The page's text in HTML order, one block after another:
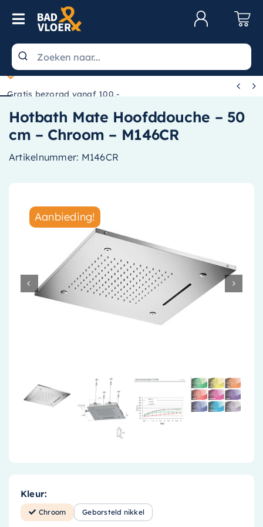
Skip to content
Toggle Navigation
Wastafels
Toiletten
Spiegels
Baden
Radiatoren
Accessoires
Installatiemateriaal
Klimaatbeheersing
 
Hotbath Mate Hoofddouche – 50
cm – Chroom – M146CR
Artikelnummer: M146CR
Aanbieding!
Kleur:
Chroom Geborsteld nikkel